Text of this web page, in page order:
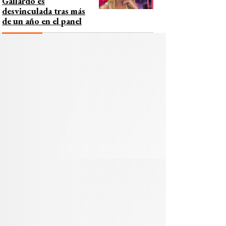
desvinculada tras más
de un año en el panel